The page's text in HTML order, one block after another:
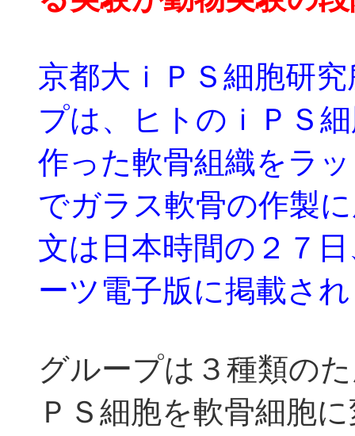
京都大ｉＰＳ細胞研
プは、ヒトのｉＰＳ
作った軟骨組織をラ
でガラス軟骨の作製
文は日本時間の２７
ーツ電子版に掲載さ
グループは３種類の
ＰＳ細胞を軟骨細胞